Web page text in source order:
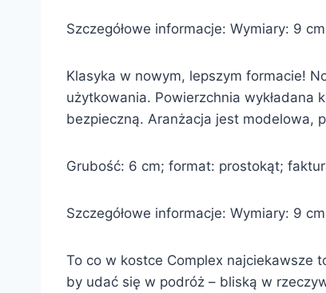
Szczegółowe informacje: Wymiary: 9
Klasyka w nowym, lepszym formacie!
użytkowania. Powierzchnia
bezpieczną. Aranżacja jest modelowa,
Grubość: 6 cm; format: prostokąt;
Szczegółowe informacje: Wymiary: 9
To co w kostce Complex najciekawsze
by udać się w podróż – bliską w